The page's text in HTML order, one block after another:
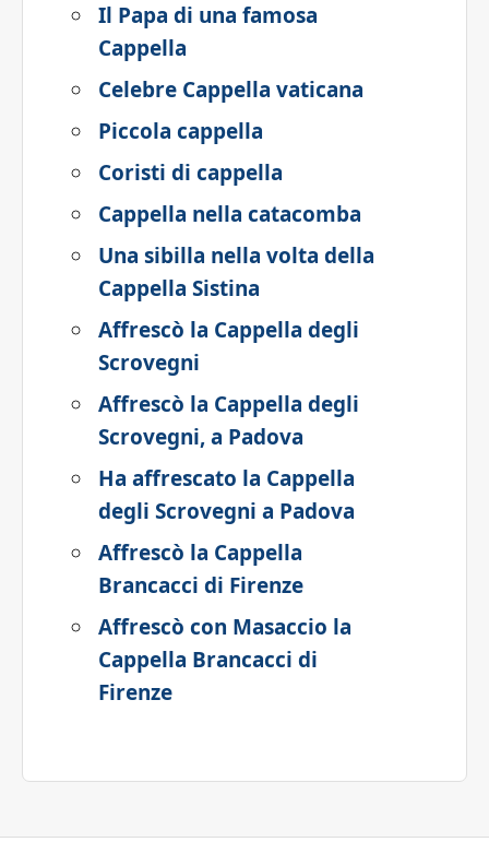
Il Papa di una famosa
Cappella
Celebre Cappella vaticana
Piccola cappella
Coristi di cappella
Cappella nella catacomba
Una sibilla nella volta della
Cappella Sistina
Affrescò la Cappella degli
Scrovegni
Affrescò la Cappella degli
Scrovegni, a Padova
Ha affrescato la Cappella
degli Scrovegni a Padova
Affrescò la Cappella
Brancacci di Firenze
Affrescò con Masaccio la
Cappella Brancacci di
Firenze